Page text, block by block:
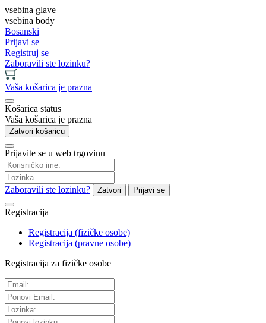
vsebina glave
vsebina body
Bosanski
Prijavi se
Registruj se
Zaboravili ste lozinku?
Vaša košarica je prazna
Košarica status
Vaša košarica je prazna
Zatvori košaricu
Prijavite se u web trgovinu
Zaboravili ste lozinku? Zatvori Prijavi se
Registracija
Registracija (fizičke osobe)
Registracija (pravne osobe)
Registracija za fizičke osobe